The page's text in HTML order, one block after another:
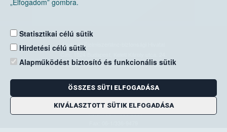
„Elfogadom” gombra.
Statisztikai célú sütik
Hirdetési célú sütik
Alapműködést biztosító és funkcionális sütik
ÖSSZES SÜTI ELFOGADÁSA
KIVÁLASZTOTT SÜTIK ELFOGADÁSA
Nemzeti Élelmiszerlánc-biztonsági Hivatal
Levelezési cím: 1525 Budapest. Pf. 30.
E-mail:ugyfelszolgalat@nebih.gov.hu
Zöld szám: 06-80/263-244
Telefon: 06-1/ 336-9000